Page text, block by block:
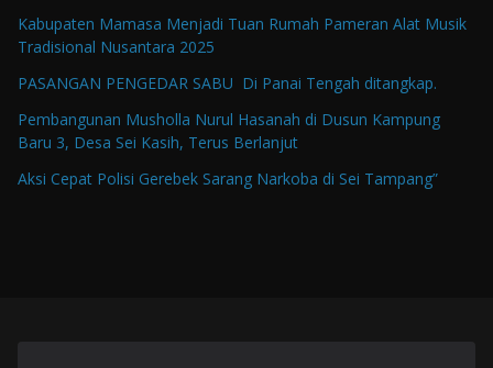
Kabupaten Mamasa Menjadi Tuan Rumah Pameran Alat Musik
Tradisional Nusantara 2025
PASANGAN PENGEDAR SABU Di Panai Tengah ditangkap.
Pembangunan Musholla Nurul Hasanah di Dusun Kampung
Baru 3, Desa Sei Kasih, Terus Berlanjut
Aksi Cepat Polisi Gerebek Sarang Narkoba di Sei Tampang”